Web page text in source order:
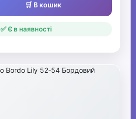
🛒 В кошик
✅ Є в наявності